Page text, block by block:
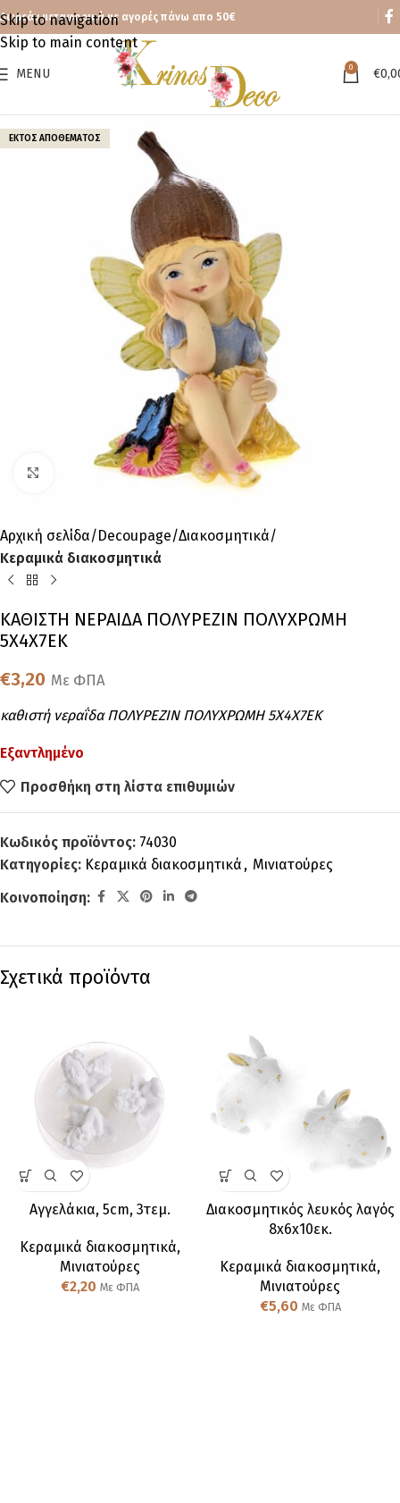
Skip to navigation
Skip to main content
Δωρεάν μεταφορικά με αγορές πάνω απο 50€
MENU 0 €
ΕΚΤΌΣ ΑΠΟΘΈΜΑΤΟΣ
Click to enlarge
Αρχική σελίδα Decoupage Διακοσμητικά
Κεραμικά διακοσμητικά
ΚΑΘΙΣΤΗ ΝΕΡΑΙΔΑ ΠΟΛΥΡΕΖΙΝ ΠΟΛΥΧΡΩΜΗ
5Χ4Χ7ΕΚ
€3,20 Με ΦΠΑ
καθιστή νεραΐδα ΠΟΛΥΡΕΖΙΝ ΠΟΛΥΧΡΩΜΗ 5Χ4Χ7ΕΚ
Εξαντλημένο
Προσθήκη στη λίστα επιθυμιών
Κωδικός προϊόντος: 74030
Κατηγορίες: Κεραμικά διακοσμητικά , Μινιατούρες
Κοινοποίηση:
Σχετικά προϊόντα
Αγγελάκια, 5cm, 3τεμ.
Κεραμικά διακοσμητικά,
Μινιατούρες
€2,20 Με ΦΠΑ
Διακοσμητικός λευκός λαγός
8x6x10εκ.
Κεραμικά διακοσμητικά,
Μινιατούρες
€5,60 Με ΦΠΑ